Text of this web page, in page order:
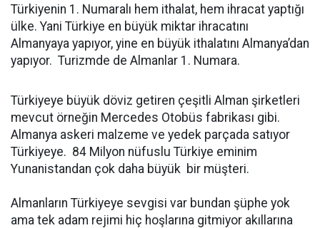
Türkiyenin 1. Numaralı hem ithalat, hem ihracat yaptığı
ülke. Yani Türkiye en büyük miktar ihracatını
Almanyaya yapıyor, yine en büyük ithalatını Almanya’dan
yapıyor. Turizmde de Almanlar 1. Numara.
Türkiyeye büyük döviz getiren çeşitli Alman şirketleri
mevcut örneğin Mercedes Otobüs fabrikası gibi.
Almanya askeri malzeme ve yedek parçada satıyor
Türkiyeye. 84 Milyon nüfuslu Türkiye eminim
Yunanistandan çok daha büyük bir müşteri.
Almanların Türkiyeye sevgisi var bundan şüphe yok
ama tek adam rejimi hiç hoşlarına gitmiyor akıllarına